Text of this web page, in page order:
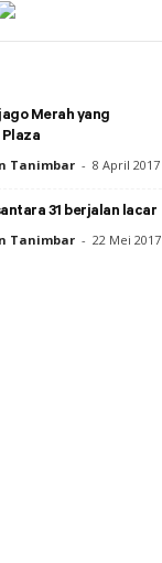
Merah yang
Tanimbar - 8 April 2017
31 berjalan lacar
Tanimbar - 22 Mei 2017